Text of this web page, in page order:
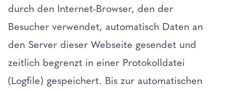
durch den Internet-Browser, den der
Besucher verwendet, automatisch Daten an
den Server dieser Webseite gesendet und
zeitlich begrenzt in einer Protokolldatei
(Logfile) gespeichert. Bis zur automatischen